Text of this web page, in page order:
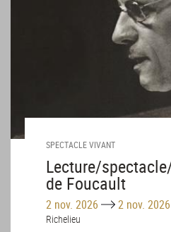
SPECTACLE VIVANT
Lecture/
de Foucault
2 nov. 2026 Until2 nov. 2026
Richelieu